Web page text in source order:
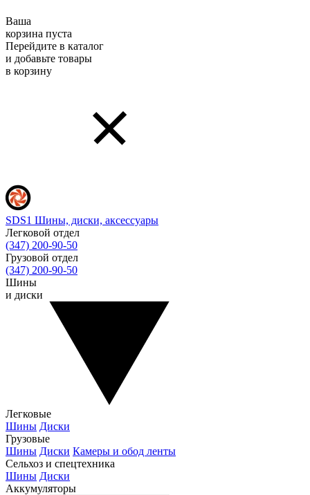
Ваша
корзина пуста
Перейдите в каталог
и добавьте товары
в корзину
SDS1 Шины, диски, аксессуары
Легковой отдел
(347) 200-90-50
Грузовой отдел
(347) 200-90-50
Шины
и диски
Легковые
Шины Диски
Грузовые
Шины Диски Камеры и обод ленты
Сельхоз и спецтехника
Шины Диски
Аккумуляторы